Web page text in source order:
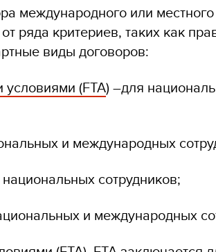
международного или
ряда критериев, таких как
виды договоров:
(FTA) –для
и международных
сотрудников;
и международных